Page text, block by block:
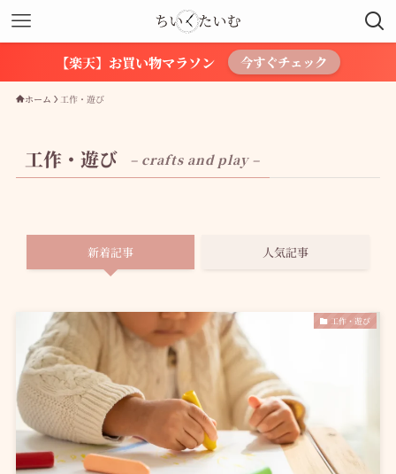
【楽天】お買い物マラソン 今すぐチェック
ホーム 工作・遊び
工作・遊び – crafts and play –
新着記事 人気記事
工作・遊び